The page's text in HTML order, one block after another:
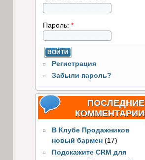
Пароль: *
Регистрация
Забыли пароль?
ПОСЛЕДНИЕ
КОММЕНТАРИИ
В Клубе Продажников
новый бармен (17)
Подскажите CRM для